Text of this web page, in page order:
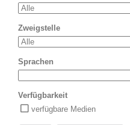
Zweigstelle
Sprachen
Verfügbarkeit
verfügbare Medien